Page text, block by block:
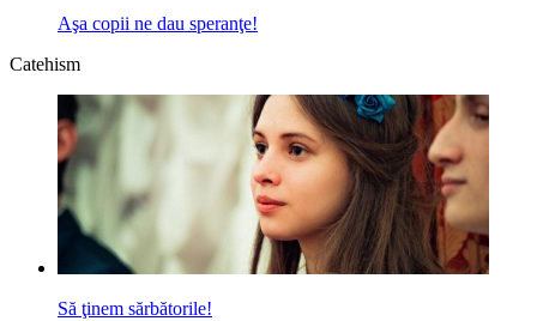
Aşa copii ne dau speranţe!
Catehism
Să ţinem sărbătorile!